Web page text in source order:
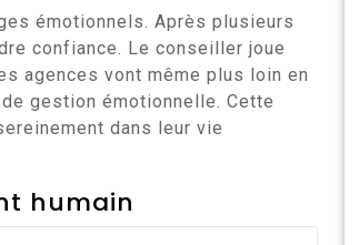
émotionnels. Après plusieurs
confiance. Le conseiller joue
agences vont même plus loin en
gestion émotionnelle. Cette
dans leur vie
humain